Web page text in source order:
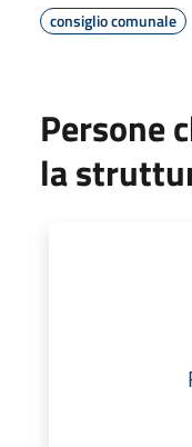
consiglio comunale
Persone
la